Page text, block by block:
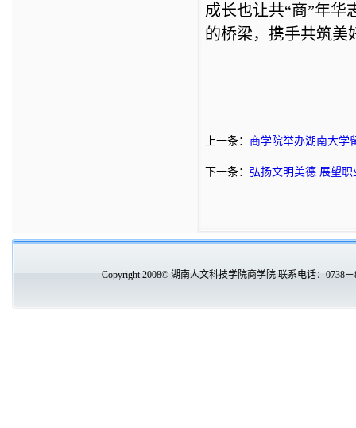
成长也让共“商”年华
的桥梁，携手共筑美
上一条： 商学院举办湖南大学
下一条： 弘扬文明美德 展望职
Copyright 2008© 湖南人文科技学院商学院 联系电话：0738